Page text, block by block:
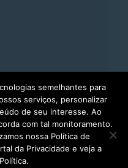
semelhantes para
serviços, personalizar
de seu interesse. Ao
com tal monitoramento.
nossa Política de
da Privacidade e veja a